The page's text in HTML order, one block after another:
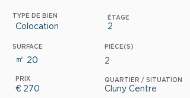
TYPE DE BIEN
Colocation
ÉTAGE
2
SURFACE
㎡ 20
PIÈCE(S)
2
PRIX QUARTIER / SITUATION
€ 270 Cluny Centre